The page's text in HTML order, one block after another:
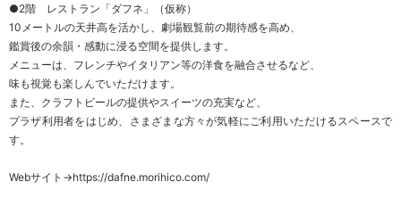
●2階 レストラン「ダフネ」（仮称）
10メートルの天井高を活かし、劇場観覧前の期待感を高め、
鑑賞後の余韻・感動に浸る空間を提供します。
メニューは、フレンチやイタリアン等の洋食を融合させるなど、
味も視覚も楽しんでいただけます。
また、クラフトビールの提供やスイーツの充実など、
プラザ利用者をはじめ、さまざまな方々が気軽にご利用いただけるスペースで
す。
Webサイト→https://dafne.morihico.com/